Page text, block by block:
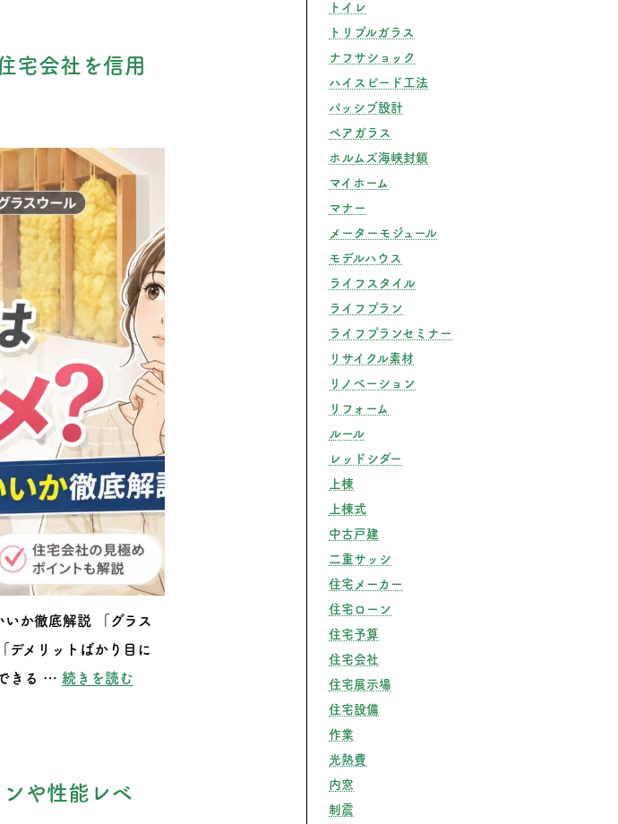
宅会社を信用
いか徹底解説 「グラス
デメリットばかり目に
きる … 続きを読む“グラスウールは時代遅れでダメ？採用する住宅会社を信用していいか徹底
や性能レベ
トイレ
トリプルガラス
ナフサショック
ハイスピード工法
パッシブ設計
ペアガラス
ホルムズ海峡封鎖
マイホーム
マナー
メーターモジュール
モデルハウス
ライフスタイル
ライフプラン
ライフプランセミナー
リサイクル素材
リノベーション
リフォーム
ルール
レッドシダー
上棟
上棟式
中古戸建
二重サッシ
住宅メーカー
住宅ローン
住宅予算
住宅会社
住宅展示場
住宅設備
作業
光熱費
内窓
制震